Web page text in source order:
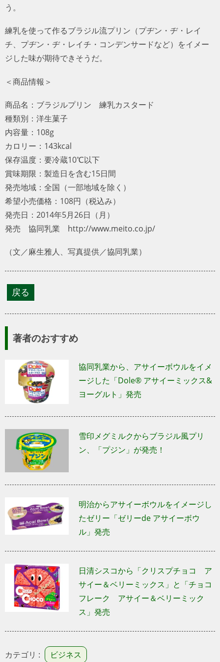
う。
練乳を使って作るブラジル流プリン（プヂン・ヂ・レイ
チ、プヂン・ヂ・レイチ・コンデンサードなど）をイメー
ジした味が期待できそうだ。
＜商品情報＞
商品名：ブラジルプリン 練乳カスタード
種類別：洋生菓子
内容量：108g
カロリー：143kcal
保存温度：要冷蔵10℃以下
賞味期限：製造日を含む15日間
発売地域：全国（一部地域を除く）
希望小売価格：108円（税込み）
発売日：2014年5月26日（月）
発売 協同乳業 http://www.meito.co.jp/
（文／麻生雅人、写真提供／協同乳業）
著者のおすすめ
協同乳業から、アサイーボウルをイメ
ージした「Dole® アサイーミックス&
ヨーグルト」発売
雪印メグミルクからブラジル風プリ
ン、「プジン」が発売！
明治からアサイーボウルをイメージし
たゼリー「ゼリーde アサイーボウ
ル」発売
日清シスコから「クリスプチョコ ア
サイー＆ベリーミックス」と「チョコ
フレーク アサイー＆ベリーミック
ス」発売
カテゴリ : ビジネス